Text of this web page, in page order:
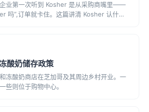
业第一次听到 Kosher 是从采购商嘴里——
吗”,订单就卡住。这篇讲清 Kosher 认什
酸奶储存政策
冻酸奶商店在芝加哥及其周边乡村开业。一
些则位于购物中心。